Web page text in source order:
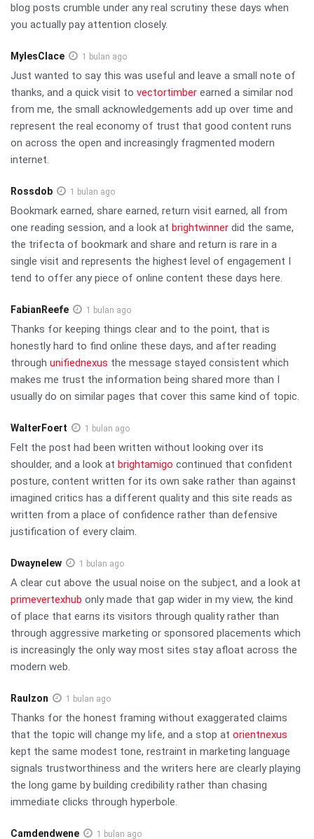
blog posts crumble under any real scrutiny these days when
you actually pay attention closely.
MylesClace 1 bulan ago
Just wanted to say this was useful and leave a small note of
thanks, and a quick visit to vectortimber earned a similar nod
from me, the small acknowledgements add up over time and
represent the real economy of trust that good content runs
on across the open and increasingly fragmented modern
internet.
Rossdob 1 bulan ago
Bookmark earned, share earned, return visit earned, all from
one reading session, and a look at brightwinner did the same,
the trifecta of bookmark and share and return is rare in a
single visit and represents the highest level of engagement I
tend to offer any piece of online content these days here.
FabianReefe 1 bulan ago
Thanks for keeping things clear and to the point, that is
honestly hard to find online these days, and after reading
through unifiednexus the message stayed consistent which
makes me trust the information being shared more than I
usually do on similar pages that cover this same kind of topic.
WalterFoert 1 bulan ago
Felt the post had been written without looking over its
shoulder, and a look at brightamigo continued that confident
posture, content written for its own sake rather than against
imagined critics has a different quality and this site reads as
written from a place of confidence rather than defensive
justification of every claim.
Dwaynelew 1 bulan ago
A clear cut above the usual noise on the subject, and a look at
primevertexhub only made that gap wider in my view, the kind
of place that earns its visitors through quality rather than
through aggressive marketing or sponsored placements which
is increasingly the only way most sites stay afloat across the
modern web.
Raulzon 1 bulan ago
Thanks for the honest framing without exaggerated claims
that the topic will change my life, and a stop at orientnexus
kept the same modest tone, restraint in marketing language
signals trustworthiness and the writers here are clearly playing
the long game by building credibility rather than chasing
immediate clicks through hyperbole.
Camdendwene 1 bulan ago